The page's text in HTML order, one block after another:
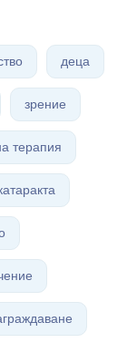
деца
зрение
терапия